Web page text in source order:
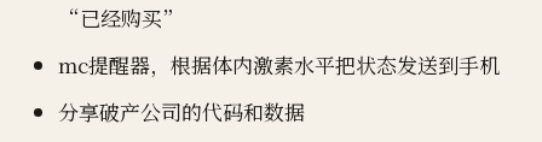
“已经购买”
mc提醒器，根据体内激素水平把状态发送到手机
分享破产公司的代码和数据